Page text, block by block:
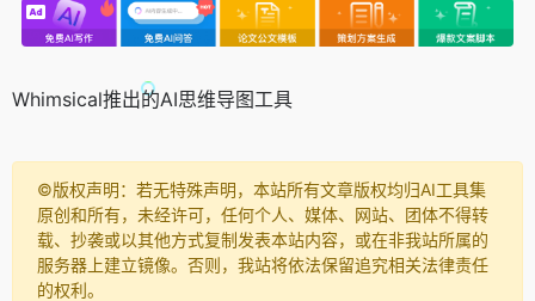
Whimsical推出的AI思维导图工具
©️版权声明：若无特殊声明，本站所有文章版权均归AI工具集
原创和所有，未经许可，任何个人、媒体、网站、团体不得转
载、抄袭或以其他方式复制发表本站内容，或在非我站所属的
服务器上建立镜像。否则，我站将依法保留追究相关法律责任
的权利。